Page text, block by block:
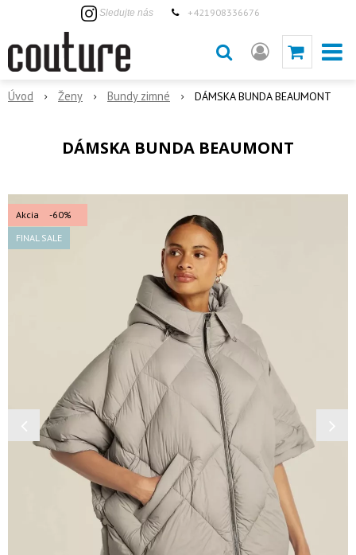
Sledujte nás +421908336676
Úvod Ženy Bundy zimné DÁMSKA BUNDA BEAUMONT
DÁMSKA BUNDA BEAUMONT
Akcia
-60%
FINAL SALE